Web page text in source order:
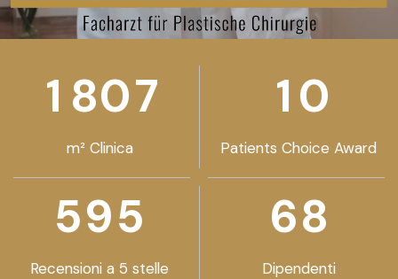
0
1
0
8
0
0
0
7
m² Clinica
0
1
0
0
Patients Choice Award
0
5
0
9
0
5
Recensioni a 5 stelle
0
6
0
8
Dipendenti